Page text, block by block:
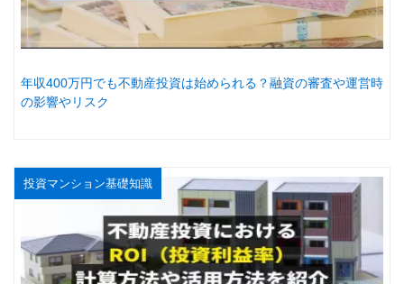
年収400万円でも不動産投資は始められる？融資の審査や運営時
の影響やリスク
投資マンション基礎知識